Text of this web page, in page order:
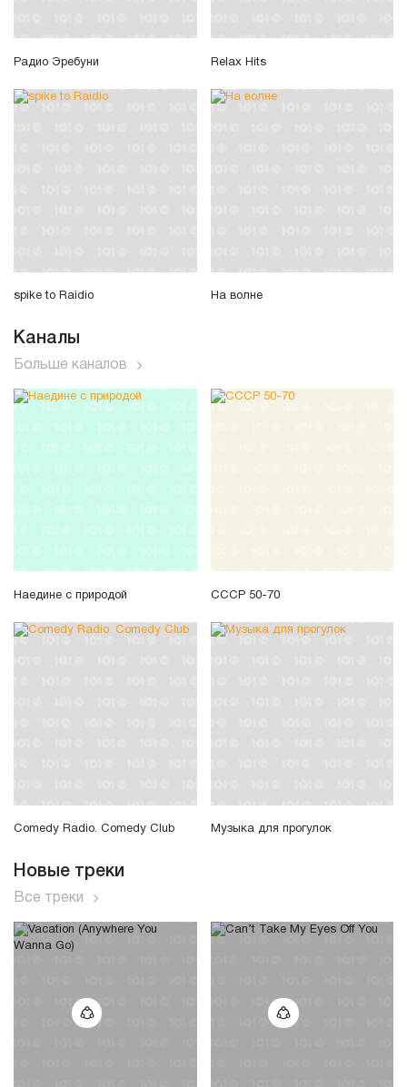
Радио Эребуни Relax Hits
spike to Raidio На волне
Каналы
Больше каналов
Наедине с природой СССР 50-70
Comedy Radio. Comedy Club Музыка для прогулок
Новые треки
Все треки